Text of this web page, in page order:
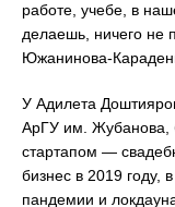
работе, учебе, в
делаешь, ничего не
Южанинова-
У Адилета
АрГУ им. Жубанова,
стартапом —
бизнес в 2019 году,
пандемии и